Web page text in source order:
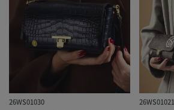
26WS01030 26WS01021